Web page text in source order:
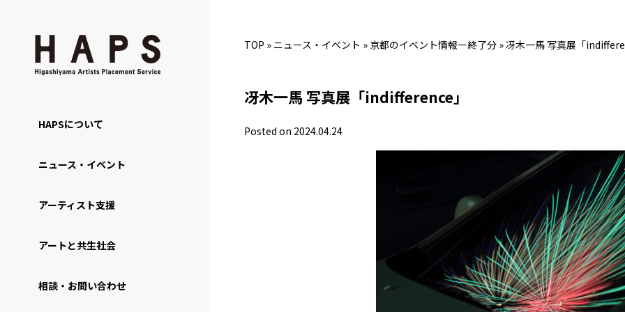
HAPSについて
ニュース・イベント
アーティスト支援
アートと共生社会
相談・お問い合わせ
TOP » ニュース・イベント » 京都のイベント情報ー終了分 »冴木一馬 写真展「
冴木一馬 写真展「indifference」
Posted on 2024.04.24